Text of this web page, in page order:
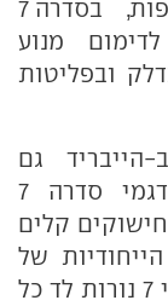
בדומה להרבה היברידיות נוספות, בסדרה 7
מנוע
ובפליטות
סדרה 7 אקטיב-הייבריד גם
מאפיינים חיצוניים המבדילים מדגמי סדרה 7
בעלת חישוקים קלים
הדגשת הייחודיות של
הקונספט. מקדימה פנסי ערפל בעלי 7 נורות לד כל